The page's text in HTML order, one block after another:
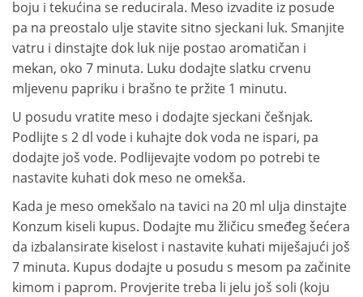
boju i tekućina se reducirala. Meso izvadite iz posude
pa na preostalo ulje stavite sitno sjeckani luk. Smanjite
vatru i dinstajte dok luk nije postao aromatičan i
mekan, oko 7 minuta. Luku dodajte slatku crvenu
mljevenu papriku i brašno te pržite 1 minutu.
U posudu vratite meso i dodajte sjeckani češnjak.
Podlijte s 2 dl vode i kuhajte dok voda ne ispari, pa
dodajte još vode. Podlijevajte vodom po potrebi te
nastavite kuhati dok meso ne omekša.
Kada je meso omekšalo na tavici na 20 ml ulja dinstajte
Konzum kiseli kupus. Dodajte mu žličicu smeđeg šećera
da izbalansirate kiselost i nastavite kuhati miješajući još
7 minuta. Kupus dodajte u posudu s mesom pa začinite
kimom i paprom. Provjerite treba li jelu još soli (koju